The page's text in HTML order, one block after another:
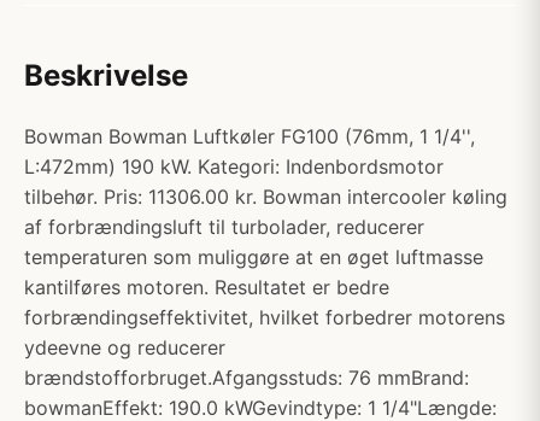
Beskrivelse
Bowman Bowman Luftkøler FG100 (76mm, 1 1/4'',
L:472mm) 190 kW. Kategori: Indenbordsmotor
tilbehør. Pris: 11306.00 kr. Bowman intercooler køling
af forbrændingsluft til turbolader, reducerer
temperaturen som muliggøre at en øget luftmasse
kantilføres motoren. Resultatet er bedre
forbrændingseffektivitet, hvilket forbedrer motorens
ydeevne og reducerer
brændstofforbruget.Afgangsstuds: 76 mmBrand:
bowmanEffekt: 190.0 kWGevindtype: 1 1/4"Længde: